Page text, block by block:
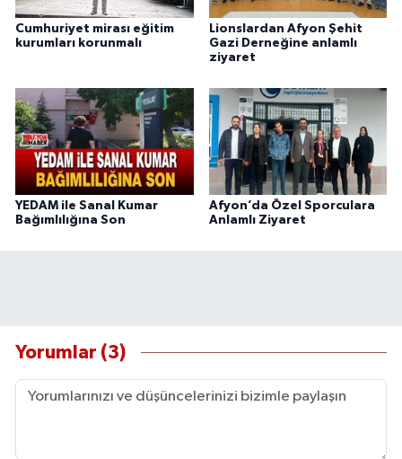
Cumhuriyet mirası eğitim
kurumları korunmalı
Lionslardan Afyon Şehit
Gazi Derneğine anlamlı
ziyaret
YEDAM ile Sanal Kumar
Bağımlılığına Son
Afyon’da Özel Sporculara
Anlamlı Ziyaret
Yorumlar (3)